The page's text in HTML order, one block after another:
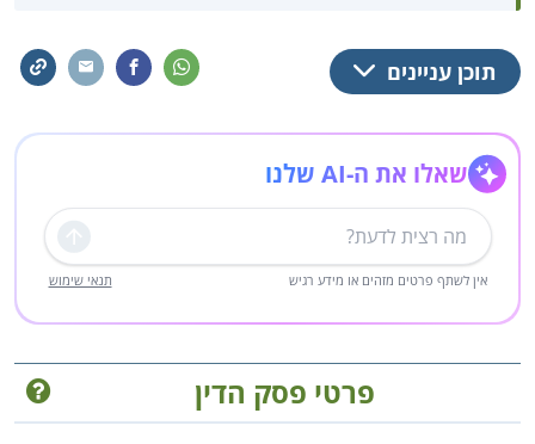
תוכן עניינים
שאלו את ה-AI שלנו
שליחה
אין לשתף פרטים מזהים או מידע רגיש תנאי שימוש
פרטי פסק הדין